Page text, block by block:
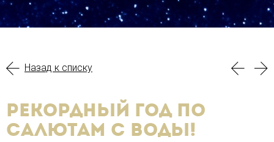
Назад к списку
Рекордный год по
салютам с воды!